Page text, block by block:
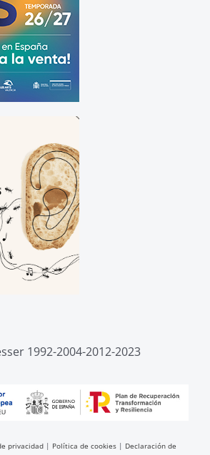
1992-2004-2012-2023
privacidad| Política de cookies| Declaración de